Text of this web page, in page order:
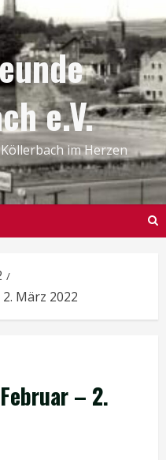
e.V.
im Herzen
März 2022
– 2.